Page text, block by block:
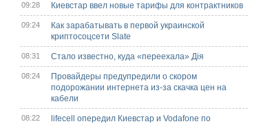
09:28 Киевстар ввел новые тарифы для контрактников
09:24
Как зарабатывать в первой украинской
криптосоцсети Slate
08:31 Стало известно, куда «переехала» Дія
08:24
Провайдеры предупредили о скором
подорожании интернета из-за скачка цен на
кабели
08:22
lifecell опередил Киевстар и Vodafone по